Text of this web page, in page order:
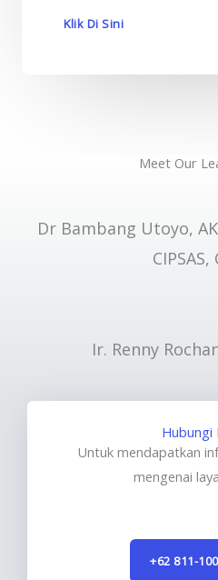
Klik Di Sini
Meet Our
Dr Bambang Utoyo,
CIPSAS,
Ir. Renny
Hubungi
Untuk mendapatkan
mengenai
+62 811-